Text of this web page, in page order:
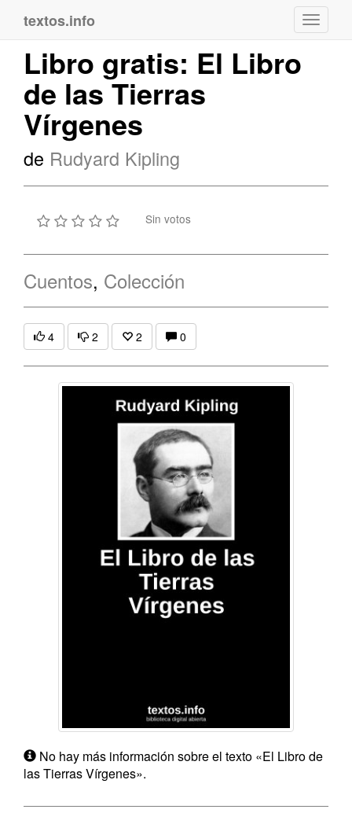
textos.info
Libro gratis: El Libro
de las Tierras
Vírgenes
de Rudyard Kipling
Sin votos
Cuentos, Colección
4 2 2 0
No hay más información sobre el texto «El Libro de
las Tierras Vírgenes».